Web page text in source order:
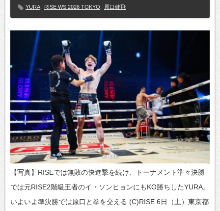
YURA
RISE WS 2026 TOKYO 原口健飛
【写真】RISEでは無敗の快進撃を続け、トーナメント準々決勝
では元RISE2階級王者のイ・ソンヒョンにもKO勝ちしたYURA。
いよいよ準決勝では原口と拳を交える (C)RISE 6日（土）東京都